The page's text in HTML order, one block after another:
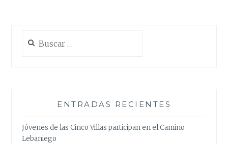
ENTRADAS RECIENTES
Jóvenes de las Cinco Villas participan en el Camino
Lebaniego